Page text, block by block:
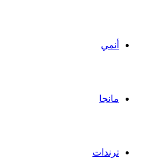
أنمي
مانجا
ترندات